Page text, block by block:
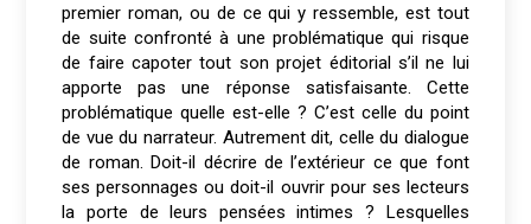
premier roman, ou de ce qui y ressemble, est tout
de suite confronté à une problématique qui risque
de faire capoter tout son projet éditorial s’il ne lui
apporte pas une réponse satisfaisante. Cette
problématique quelle est-elle ? C’est celle du point
de vue du narrateur. Autrement dit, celle du dialogue
de roman. Doit-il décrire de l’extérieur ce que font
ses personnages ou doit-il ouvrir pour ses lecteurs
la porte de leurs pensées intimes ? Lesquelles